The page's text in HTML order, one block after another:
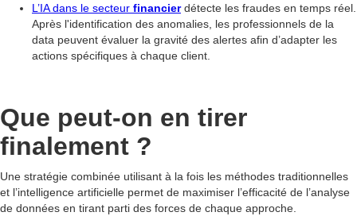
L’IA dans le secteur financierdétecte les fraudes en temps réel.
Après l'identification des anomalies, les professionnels de la
data peuvent évaluer la gravité des alertes afin d’adapter les
actions spécifiques à chaque client.
Que peut-on en tirer
finalement ?
Une stratégie combinée utilisant à la fois les méthodes traditionnelles
et l’intelligence artificielle permet de maximiser l’efficacité de l’analyse
de données en tirant parti des forces de chaque approche.